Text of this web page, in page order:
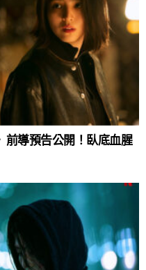
導預告公開！臥底血腥